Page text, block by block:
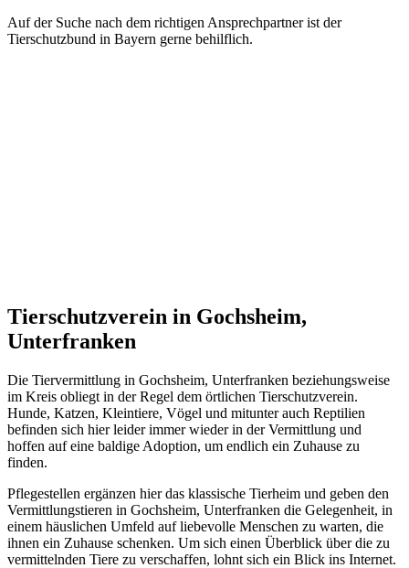
Auf der Suche nach dem richtigen Ansprechpartner ist der
Tierschutzbund in Bayern gerne behilflich.
Tierschutzverein in Gochsheim,
Unterfranken
Die Tiervermittlung in Gochsheim, Unterfranken beziehungsweise
im Kreis obliegt in der Regel dem örtlichen Tierschutzverein.
Hunde, Katzen, Kleintiere, Vögel und mitunter auch Reptilien
befinden sich hier leider immer wieder in der Vermittlung und
hoffen auf eine baldige Adoption, um endlich ein Zuhause zu
finden.
Pflegestellen ergänzen hier das klassische Tierheim und geben den
Vermittlungstieren in Gochsheim, Unterfranken die Gelegenheit, in
einem häuslichen Umfeld auf liebevolle Menschen zu warten, die
ihnen ein Zuhause schenken. Um sich einen Überblick über die zu
vermittelnden Tiere zu verschaffen, lohnt sich ein Blick ins Internet.